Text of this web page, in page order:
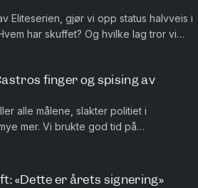
bedre kjent som "Svea".
Eliteserien, gjør vi opp status halvveis i
har skuffet? Og hvilke lag tror vi
av...
finger og spising av
alle målene, slakter politiet i
mer. Vi brukte god tid på
som fikk sin fortjent...
«Dette er årets signering»